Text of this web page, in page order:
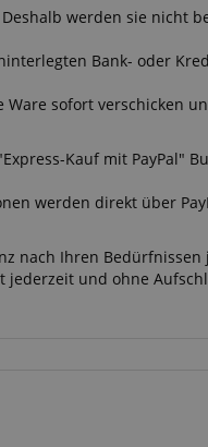
werden sie nicht
Bank- oder
sofort verschicken
Kauf mit PayPal"
werden direkt über
nach Ihren Bedürfnissen
jederzeit und ohne